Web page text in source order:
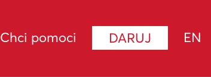
Chci pomoci DARUJ EN